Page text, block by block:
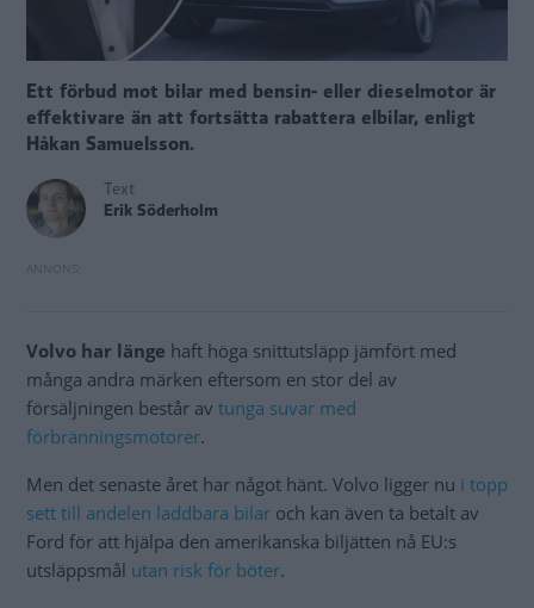
Ett förbud mot bilar med bensin- eller dieselmotor är
effektivare än att fortsätta rabattera elbilar, enligt
Håkan Samuelsson.
Text
Erik Söderholm
Volvo har länge haft höga snittutsläpp jämfört med
många andra märken eftersom en stor del av
försäljningen består av tunga suvar med
förbränningsmotorer.
Men det senaste året har något hänt. Volvo ligger nu i topp
sett till andelen laddbara bilar och kan även ta betalt av
Ford för att hjälpa den amerikanska biljätten nå EU:s
utsläppsmål utan risk för böter.